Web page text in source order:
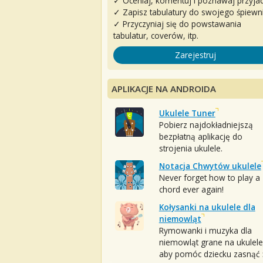
✓ Zapisz tabulatury do swojego
✓ Przyczyniaj się do powstawania
tabulatur, coverów, itp.
Zarejestruj
APLIKACJE NA ANDROIDA
Ukulele Tuner
Pobierz najdokładniejszą
bezpłatną aplikację do
strojenia ukulele.
Notacja Chwytów ukulele
Never forget how to play a
chord ever again!
Kołysanki na ukulele dla
niemowląt
Rymowanki i muzyka dla
niemowląt grane na
aby pomóc dziecku zasnąć